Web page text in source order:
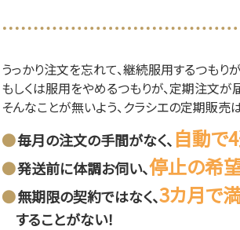
うっかり注文を忘れて、継続服用するつもり
もしくは服用をやめるつもりが、定期注文が
そんなことが無いよう、クラシエの定期販売
毎月の注文の手間がなく、自動で
発送前に体調お伺い、停止の希
無期限の契約ではなく、3カ月で
することがない！